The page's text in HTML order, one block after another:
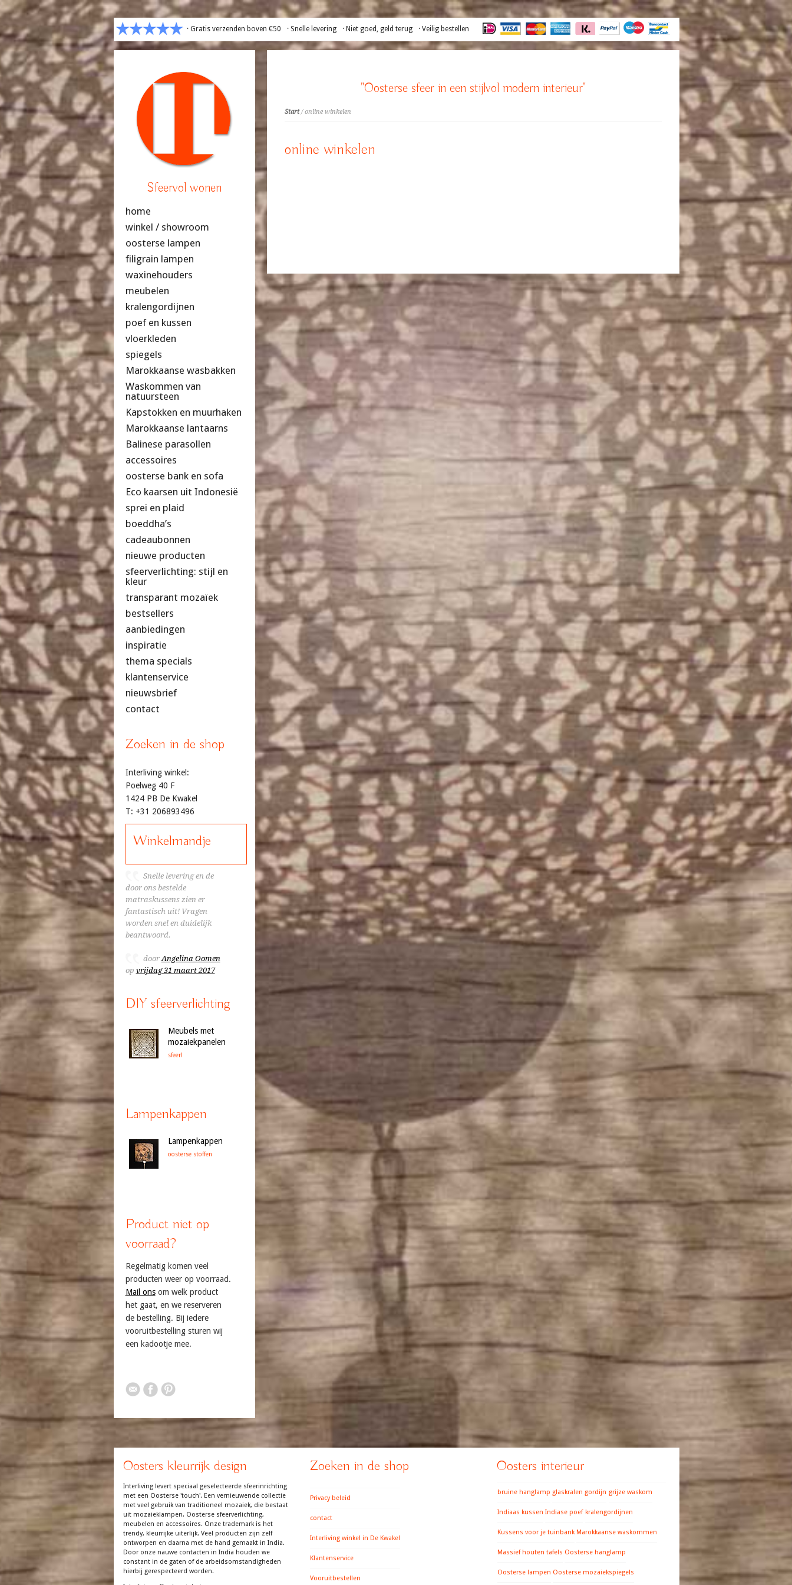
· Gratis verzenden boven €50 · Snelle levering · Niet goed, geld terug · Veilig bestellen
"Oosterse sfeer in een stijlvol modern interieur"
Start/ online winkelen
online winkelen
Sfeervol wonen
home
winkel / showroom
oosterse lampen
filigrain lampen
waxinehouders
meubelen
kralengordijnen
poef en kussen
vloerkleden
spiegels
Marokkaanse wasbakken
Waskommen van
natuursteen
Kapstokken en muurhaken
Marokkaanse lantaarns
Balinese parasollen
accessoires
oosterse bank en sofa
Eco kaarsen uit Indonesië
sprei en plaid
boeddha’s
cadeaubonnen
nieuwe producten
sfeerverlichting: stijl en
kleur
transparant mozaïek
bestsellers
aanbiedingen
inspiratie
thema specials
klantenservice
nieuwsbrief
contact
Zoeken in de shop
Interliving winkel:
Poelweg 40 F
1424 PB De Kwakel
T: +31 206893496
Winkelmandje
Snelle levering en de
door ons bestelde
matraskussens zien er
fantastisch uit! Vragen
worden snel en duidelijk
beantwoord.
doorAngelina Oomen
op vrijdag 31 maart 2017
DIY sfeerverlichting
Meubels met
mozaiekpanelen
sfeer!
Lampenkappen
Lampenkappen
oosterse stoffen
Product niet op
voorraad?
Regelmatig komen veel
producten weer op voorraad.
Mail onsom welk product
het gaat, en we reserveren
de bestelling. Bij iedere
vooruitbestelling sturen wij
een kadootje mee.
Oosters kleurrijk design
Interliving levert speciaal geselecteerde sfeerinrichting
met een Oosterse 'touch'. Een vernieuwende collectie
met veel gebruik van traditioneel mozaiek, die bestaat
uit mozaieklampen, Oosterse sfeerverlichting,
meubelen en accessoires. Onze trademark is het
trendy, kleurrijke uiterlijk. Veel producten zijn zelf
ontworpen en daarna met de hand gemaakt in India.
Door onze nauwe contacten in India houden we
constant in de gaten of de arbeidsomstandigheden
hierbij gerespecteerd worden.
Zoeken in de shop
Privacy beleid
contact
Interliving winkel in De Kwakel
Klantenservice
Vooruitbestellen
Oosters interieur
bruine hanglamp glaskralen gordijn grijze waskom
Indiaas kussen Indiase poef kralengordijnen
Kussens voor je tuinbank Marokkaanse waskommen
Massief houten tafels Oosterse hanglamp
Oosterse lampen Oosterse mozaiekspiegels